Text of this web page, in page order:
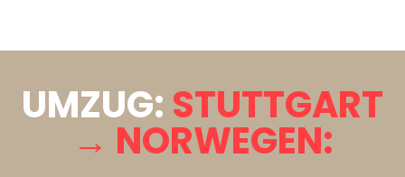
UMZUG: STUTTGART
→ NORWEGEN: